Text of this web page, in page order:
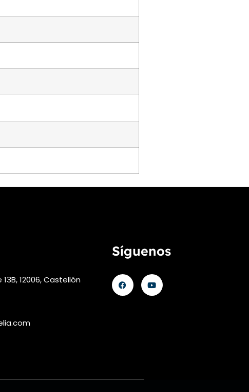
12006, Castellón
Síguenos